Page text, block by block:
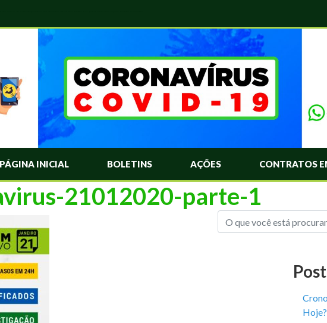
PÁGINA INICIAL BOLETINS AÇÕES CONTRATOS
21012020-parte-1
Hoje?